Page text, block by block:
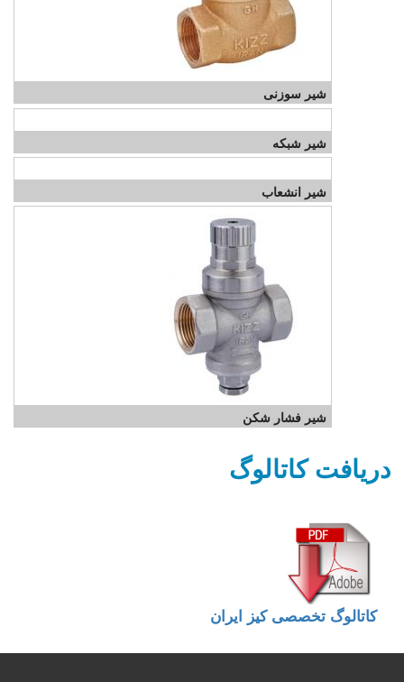
شیر سوزنی
شیر شبکه
شیر انشعاب
شیر فشار شکن
دریافت کاتالوگ
کاتالوگ تخصصی کیز ایران